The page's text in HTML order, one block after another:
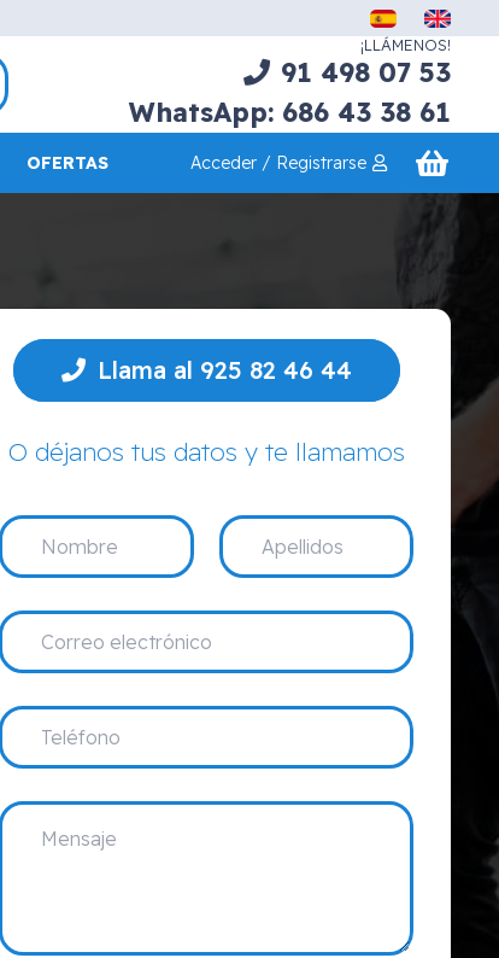
¡LLÁMENOS!
91 498 07 53
WhatsApp: 686 43 38 61
OFERTAS Acceder / Registrarse
Llama al 925 82 46 44
O déjanos tus datos y te llamamos